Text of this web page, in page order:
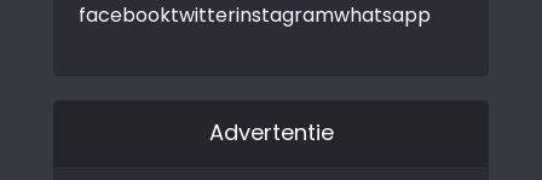
facebooktwitterinstagramwhatsapp
Advertentie